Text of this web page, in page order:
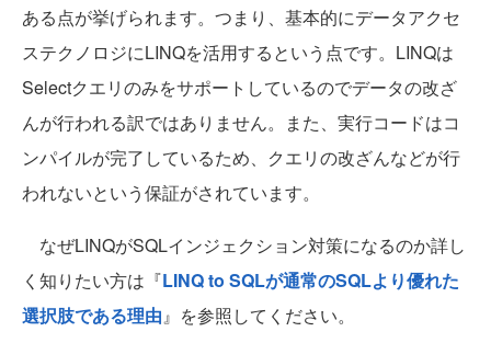
ある点が挙げられます。つまり、基本的にデータアクセ
ステクノロジにLINQを活用するという点です。LINQは
Selectクエリのみをサポートしているのでデータの改ざ
んが行われる訳ではありません。また、実行コードはコ
ンパイルが完了しているため、クエリの改ざんなどが行
われないという保証がされています。
なぜLINQがSQLインジェクション対策になるのか詳し
く知りたい方は『LINQ to SQLが通常のSQLより優れた
選択肢である理由』を参照してください。